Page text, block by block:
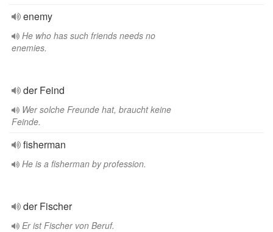
enemy
He who has such friends needs no
enemies.
der Feind
Wer solche Freunde hat, braucht keine
Feinde.
fisherman
He is a fisherman by profession.
der Fischer
Er ist Fischer von Beruf.